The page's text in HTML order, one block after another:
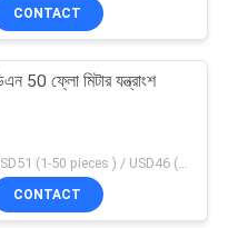
CONTACT
50 ফ্লো মিটার যন্ত্রাংশ
CONTACT